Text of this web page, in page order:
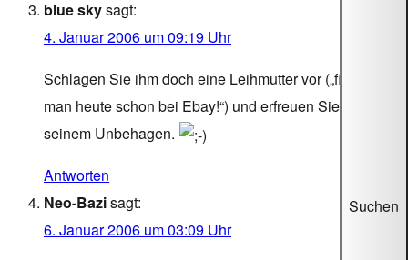
blue skysagt:
4. Januar 2006 um 09:19 Uhr
Schlagen Sie ihm doch eine Leihmutter vor („findet
man heute schon bei Ebay!“) und erfreuen Sie sich an
seinem Unbehagen.
Antworten
Neo-Bazisagt:
6. Januar 2006 um 03:09 Uhr
Suchen